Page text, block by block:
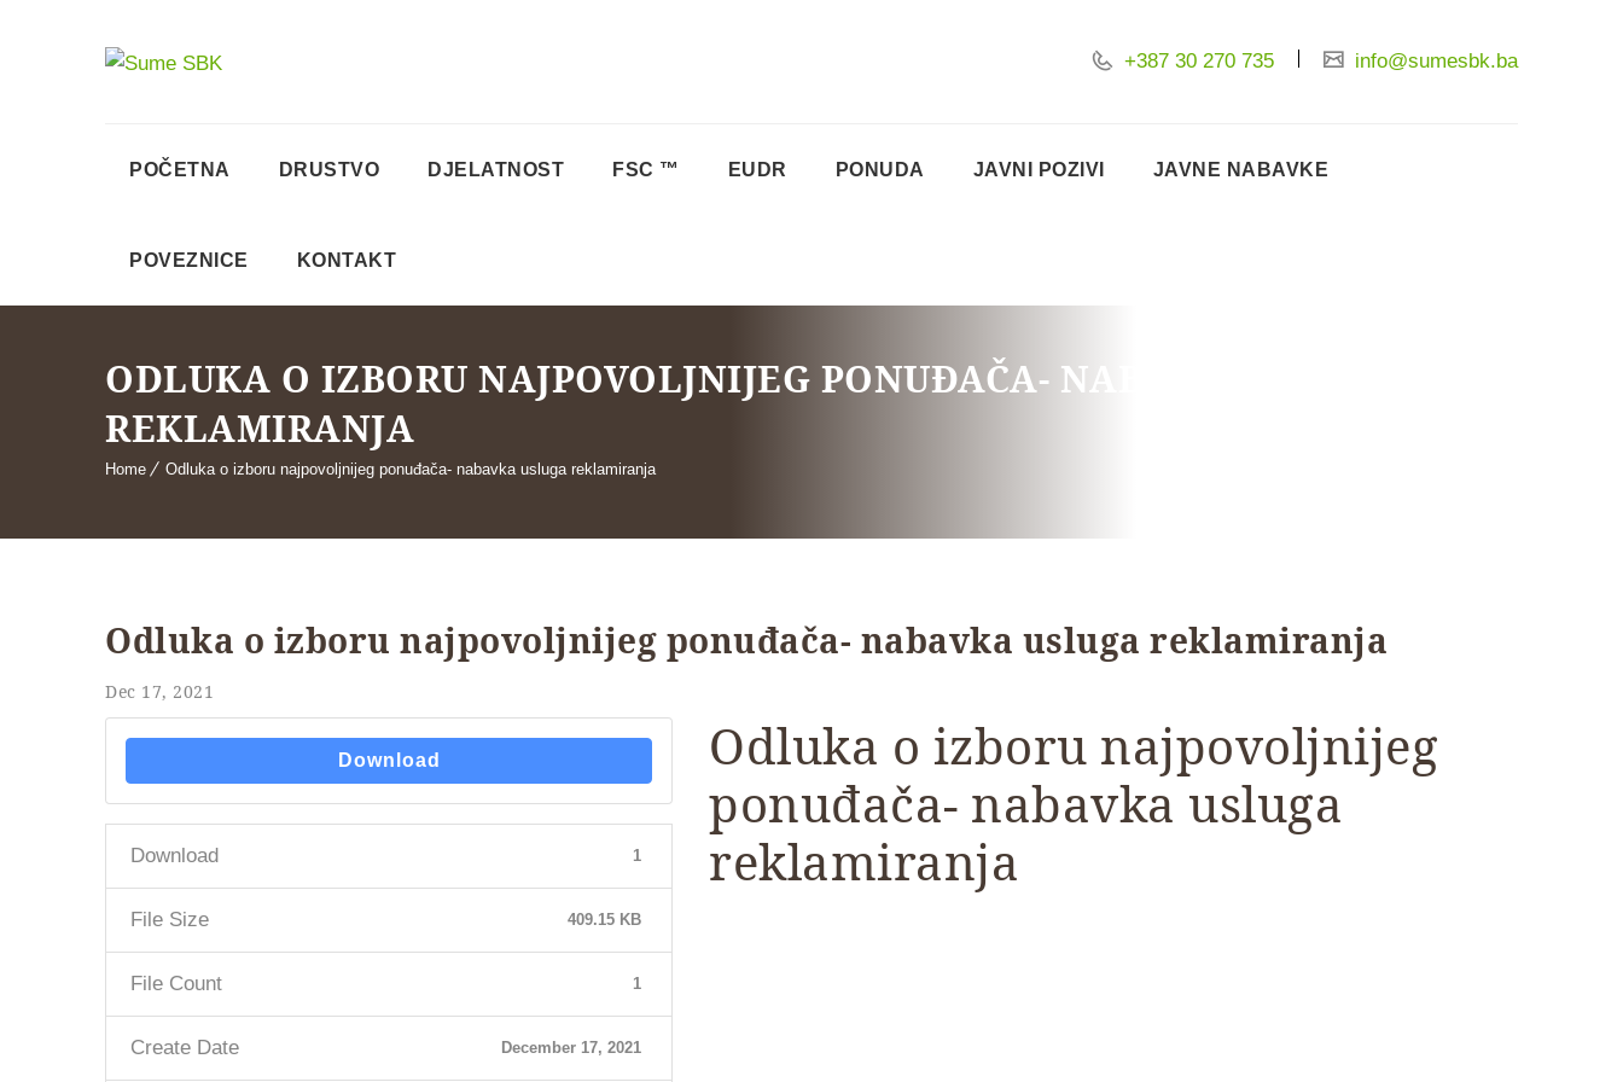
+387 30 270 735 info@sumesbk.ba
POČETNA DRUSTVO DJELATNOST FSC ™ EUDR PONUDA JAVNI POZIVI JAVNE NABAVKE
POVEZNICE KONTAKT
ODLUKA O IZBORU NAJPOVOLJNIJEG PONUĐAČA- NABAVKA USLUGA
REKLAMIRANJA
Home Odluka o izboru najpovoljnijeg ponuđača- nabavka usluga reklamiranja
Odluka o izboru najpovoljnijeg ponuđača- nabavka usluga reklamiranja
Dec 17, 2021
Download
Download 1
File Size 409.15 KB
File Count 1
Create Date December 17, 2021
Odluka o izboru najpovoljnijeg
ponuđača- nabavka usluga
reklamiranja